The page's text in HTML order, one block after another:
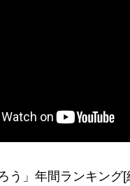
う」年間ランキング